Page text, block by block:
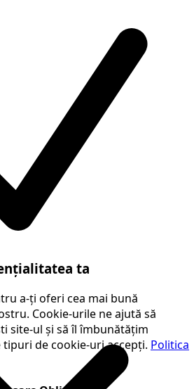
ta
a-ți oferi cea mai bună
Cookie-urile ne ajută să
site-ul și să îl îmbunătățim
de cookie-uri accepți. Politica